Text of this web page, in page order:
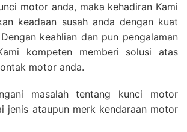
motor anda, maka kehadiran Kami
keadaan susah anda dengan kuat
keahlian dan pun pengalaman
kompeten memberi solusi atas
motor anda.
masalah tentang kunci motor
jenis ataupun merk kendaraan motor